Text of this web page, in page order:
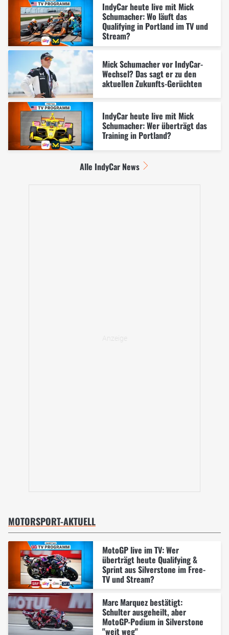
IndyCar heute live mit Mick
Schumacher: Wo läuft das
Qualifying in Portland im TV und
Stream?
Mick Schumacher vor IndyCar-
Wechsel? Das sagt er zu den
aktuellen Zukunfts-Gerüchten
IndyCar heute live mit Mick
Schumacher: Wer überträgt das
Training in Portland?
Alle IndyCar News
MOTORSPORT-AKTUELL
MotoGP live im TV: Wer
überträgt heute Qualifying &
Sprint aus Silverstone im Free-
TV und Stream?
Marc Marquez bestätigt:
Schulter ausgeheilt, aber
MotoGP-Podium in Silverstone
"weit weg"